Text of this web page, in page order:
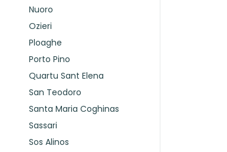
Nuoro
Ozieri
Ploaghe
Porto Pino
Quartu Sant Elena
San Teodoro
Santa Maria Coghinas
Sassari
Sos Alinos